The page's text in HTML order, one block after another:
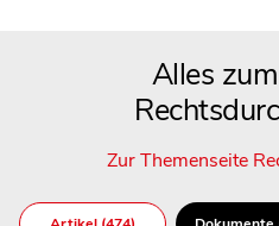
Alles
Zur Themenseite